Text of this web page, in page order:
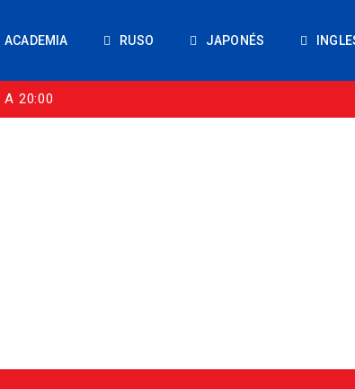
ACADEMIA RUSO JAPONÉS
A 20:00